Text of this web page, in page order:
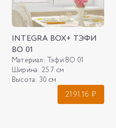
INTEGRA BOX+ ТЭФИ
ВО 01
Материал: Тэфи ВО 01
Ширина: 25.7 см
Высота: 30 см
2191.16 ₽